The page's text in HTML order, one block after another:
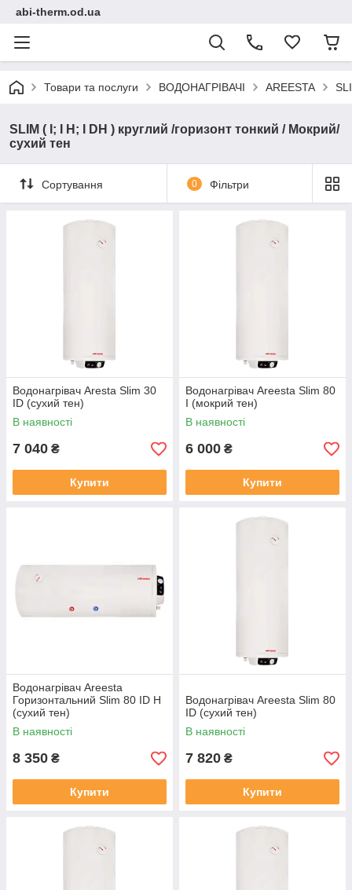
abi-therm.od.ua
Товари та послуги ВОДОНАГРІВАЧІ AREESTA
SLIM ( I; I Н; I DH ) круглий /горизонт тонкий / Мокрий/
сухий тен
Сортування 0 Фільтри
Водонагрівач Aresta Slim 30
ID (сухий тен)
В наявності
7 040 ₴
Купити
Водонагрівач Areesta Slim 80
I (мокрий тен)
В наявності
6 000 ₴
Купити
Водонагрівач Areesta
Горизонтальний Slim 80 ID Н
(сухий тен)
В наявності
8 350 ₴
Купити
Водонагрівач Areesta Slim 80
ID (сухий тен)
В наявності
7 820 ₴
Купити